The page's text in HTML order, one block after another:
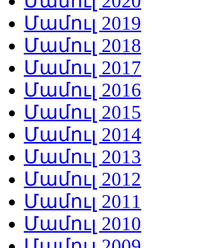
Մամուլ 2019
Մամուլ 2018
Մամուլ 2017
Մամուլ 2016
Մամուլ 2015
Մամուլ 2014
Մամուլ 2013
Մամուլ 2012
Մամուլ 2011
Մամուլ 2010